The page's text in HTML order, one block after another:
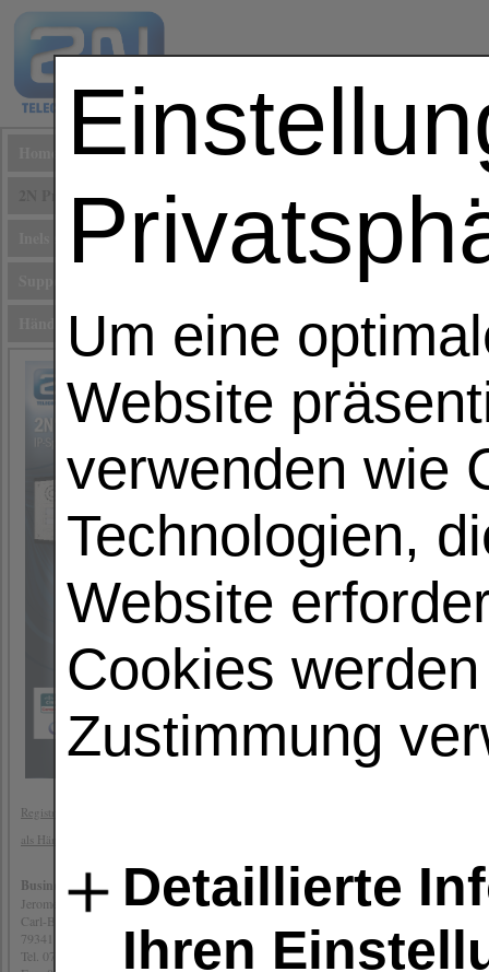
2N Produkte
Inels smart home
Händler Registrierung
Registrieren sie sich hier
als Händler
Business for You - Distribution
Jerome Drach
Carl-Benz-Str. 2a
79341 Kenzingen
Tel. 07644 9226244
2N® SIP Speaker
Nutzen Sie 2N ®
SIP Speaker
aufgenommenen Durchsagen.
zudem das SIP-Protokoll.
Hardware oder Software, wie z.B.
erforderlich.
> Live- und aufgenommene
> Planung von Durchsagen
914421B
Um eine
Website
verwenden wie
Technologien,
Website
Cookies
Zustimmung
Detaillierte
Ihren